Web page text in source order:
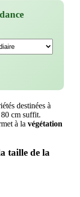
destinées à
cm suffit.
à la végétation
taille de la